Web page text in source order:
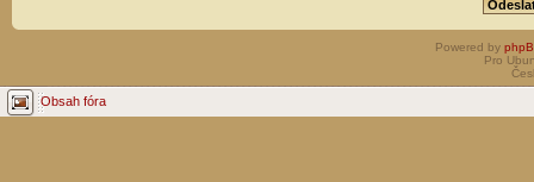
Powered by
Pro
Obsah fóra